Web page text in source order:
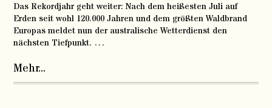
Das Rekordjahr geht weiter: Nach dem heißesten Juli auf
Erden seit wohl 120.000 Jahren und dem größten Waldbrand
Europas meldet nun der australische Wetterdienst den
nächsten Tiefpunkt. …
Mehr...